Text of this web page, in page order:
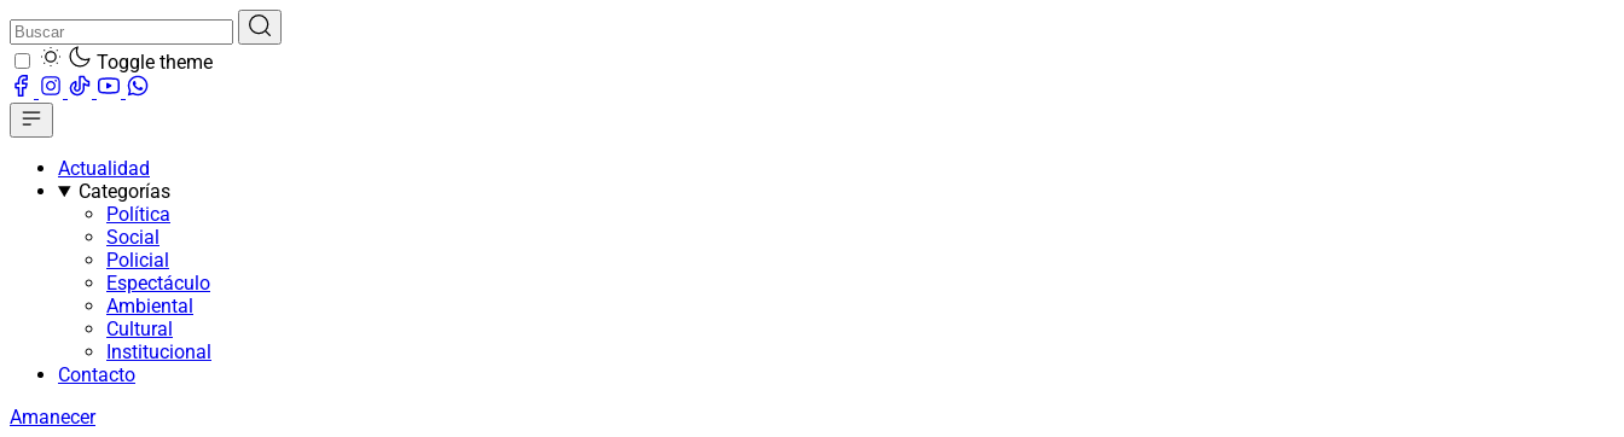
Toggle theme
Actualidad
Categorías
Política
Social
Policial
Espectáculo
Ambiental
Cultural
Institucional
Contacto
Amanecer